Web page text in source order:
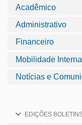
Acadêmico
Administrativo
Financeiro
Mobilidade
Notícias e
EDIÇÕES